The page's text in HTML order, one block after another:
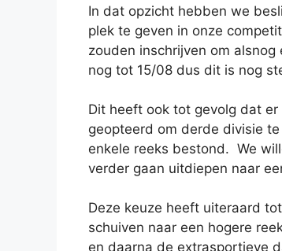
In dat opzicht hebben we
plek te geven in onze
zouden inschrijven om
nog tot 15/08 dus dit is nog
Dit heeft ook tot gevolg dat
geopteerd om derde divisie
enkele reeks bestond. We
verder gaan uitdiepen naar
Deze keuze heeft uiteraard
schuiven naar een hogere
en daarna de extrasportieve